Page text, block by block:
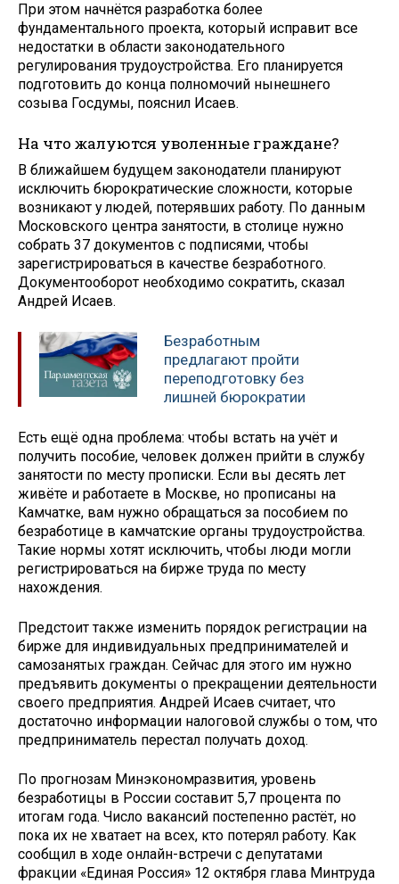
При этом начнётся разработка более
фундаментального проекта, который исправит все
недостатки в области законодательного
регулирования трудоустройства. Его планируется
подготовить до конца полномочий нынешнего
созыва Госдумы, пояснил Исаев.
На что жалуются уволенные граждане?
В ближайшем будущем законодатели планируют
исключить бюрократические сложности, которые
возникают у людей, потерявших работу. По данным
Московского центра занятости, в столице нужно
собрать 37 документов с подписями, чтобы
зарегистрироваться в качестве безработного.
Документооборот необходимо сократить, сказал
Андрей Исаев.
Безработным
предлагают пройти
переподготовку без
лишней бюрократии
Есть ещё одна проблема: чтобы встать на учёт и
получить пособие, человек должен прийти в службу
занятости по месту прописки. Если вы десять лет
живёте и работаете в Москве, но прописаны на
Камчатке, вам нужно обращаться за пособием по
безработице в камчатские органы трудоустройства.
Такие нормы хотят исключить, чтобы люди могли
регистрироваться на бирже труда по месту
нахождения.
Предстоит также изменить порядок регистрации на
бирже для индивидуальных предпринимателей и
самозанятых граждан. Сейчас для этого им нужно
предъявить документы о прекращении деятельности
своего предприятия. Андрей Исаев считает, что
достаточно информации налоговой службы о том, что
предприниматель перестал получать доход.
По прогнозам Минэкономразвития, уровень
безработицы в России составит 5,7 процента по
итогам года. Число вакансий постепенно растёт, но
пока их не хватает на всех, кто потерял работу. Как
сообщил в ходе онлайн-встречи с депутатами
фракции «Единая Россия» 12 октября глава Минтруда